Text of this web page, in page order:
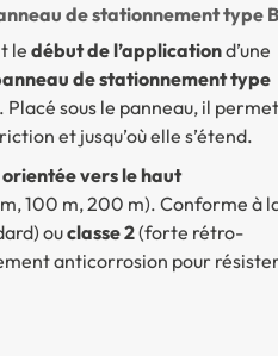
de stationnement type
le début de l’applicationd’une
de stationnement type
sous le panneau, il permet
et jusqu’où elle s’étend.
vers le haut
100 m, 200 m). Conforme à
ouclasse 2(forte rétro-
anticorrosion pour